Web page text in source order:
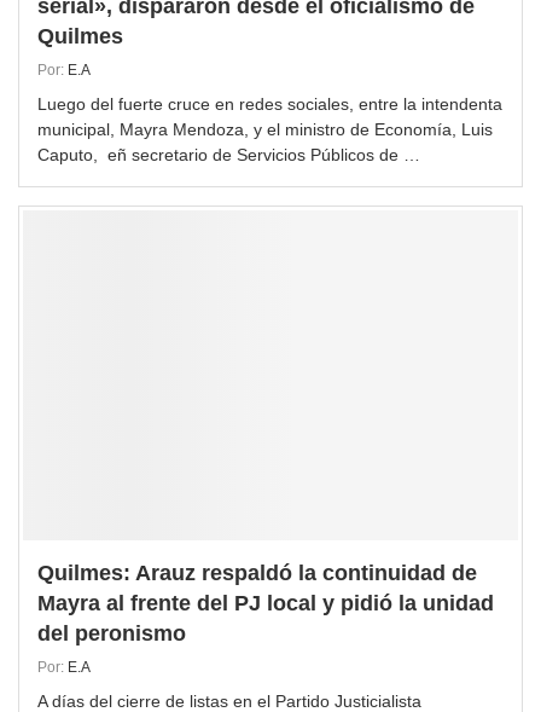
serial», dispararon desde el oficialismo de
Quilmes
Por: E.A
Luego del fuerte cruce en redes sociales, entre la intendenta
municipal, Mayra Mendoza, y el ministro de Economía, Luis
Caputo, eñ secretario de Servicios Públicos de …
Quilmes: Arauz respaldó la continuidad de
Mayra al frente del PJ local y pidió la unidad
del peronismo
Por: E.A
A días del cierre de listas en el Partido Justicialista